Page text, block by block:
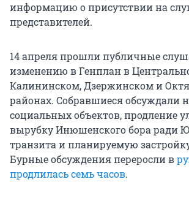
информацию о присутствии на
представителей.
14 апреля прошли публичные
изменению в Генплан в
Калининском, Дзержинском и
районах. Собравшиеся обсуждали
социальных объектов, продление
вырубку Инюшенского бора ради
транзита и планируемую
Бурные обсуждения переросли в
продлилась семь часов.